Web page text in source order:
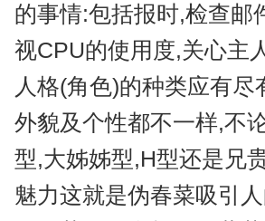
的事情:包括报时,检查邮
视CPU的使用度,关心
人格(角色)的种类应有尽
外貌及个性都不一样,不
型,大姊姊型,H型还是兄
魅力这就是伪春菜吸引